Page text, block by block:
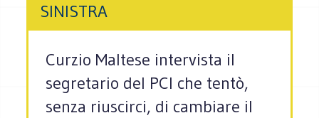
SINISTRA
Curzio Maltese intervista il
segretario del PCI che tentò,
senza riuscirci, di cambiare il